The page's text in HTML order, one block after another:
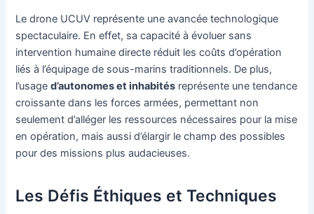
Le drone UCUV représente une avancée technologique
spectaculaire. En effet, sa capacité à évoluer sans
intervention humaine directe réduit les coûts d’opération
liés à l’équipage de sous-marins traditionnels. De plus,
l’usaged’autonomes et inhabités représente une tendance
croissante dans les forces armées, permettant non
seulement d’alléger les ressources nécessaires pour la mise
en opération, mais aussi d’élargir le champ des possibles
pour des missions plus audacieuses.
Les Défis Éthiques et Techniques